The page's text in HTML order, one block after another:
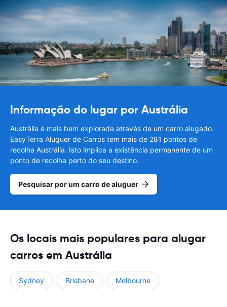
Informação do lugar por Austrália
Austrália é mais bem explorada através de um carro alugado.
EasyTerra Aluguer de Carros tem mais de 281 pontos de
recolha Austrália. Isto implica a existência permanente de um
ponto de recolha perto do seu destino.
Pesquisar por um carro de aluguer
Os locais mais populares para alugar
carros em Austrália
Sydney Brisbane Melbourne